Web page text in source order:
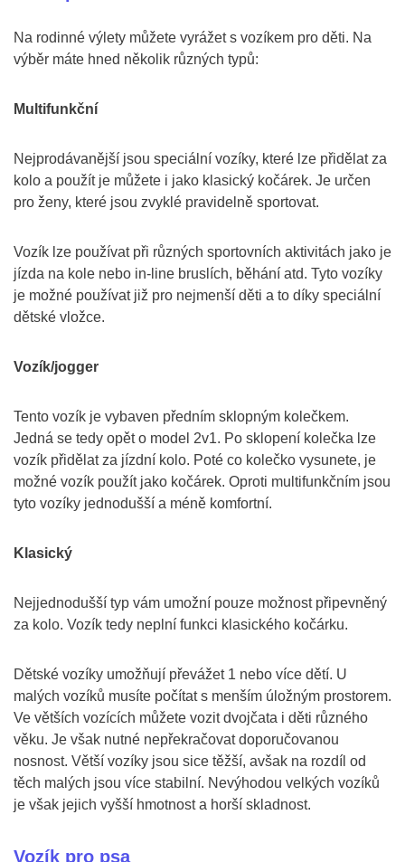
Na rodinné výlety můžete vyrážet s vozíkem pro děti. Na
výběr máte hned několik různých typů:
Multifunkční
Nejprodávanější jsou speciální vozíky, které lze přidělat za
kolo a použít je můžete i jako klasický kočárek. Je určen
pro ženy, které jsou zvyklé pravidelně sportovat.
Vozík lze používat při různých sportovních aktivitách jako je
jízda na kole nebo in-line bruslích, běhání atd. Tyto vozíky
je možné používat již pro nejmenší děti a to díky speciální
dětské vložce.
Vozík/jogger
Tento vozík je vybaven předním sklopným kolečkem.
Jedná se tedy opět o model 2v1. Po sklopení kolečka lze
vozík přidělat za jízdní kolo. Poté co kolečko vysunete, je
možné vozík použít jako kočárek. Oproti multifunkčním jsou
tyto vozíky jednodušší a méně komfortní.
Klasický
Nejjednodušší typ vám umožní pouze možnost připevněný
za kolo. Vozík tedy neplní funkci klasického kočárku.
Dětské vozíky umožňují převážet 1 nebo více dětí. U
malých vozíků musíte počítat s menším úložným prostorem.
Ve větších vozících můžete vozit dvojčata i děti různého
věku. Je však nutné nepřekračovat doporučovanou
nosnost. Větší vozíky jsou sice těžší, avšak na rozdíl od
těch malých jsou více stabilní. Nevýhodou velkých vozíků
je však jejich vyšší hmotnost a horší skladnost.
Vozík pro psa